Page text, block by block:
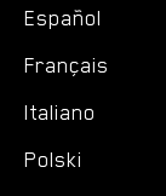
Español
Français
Italiano
Polski